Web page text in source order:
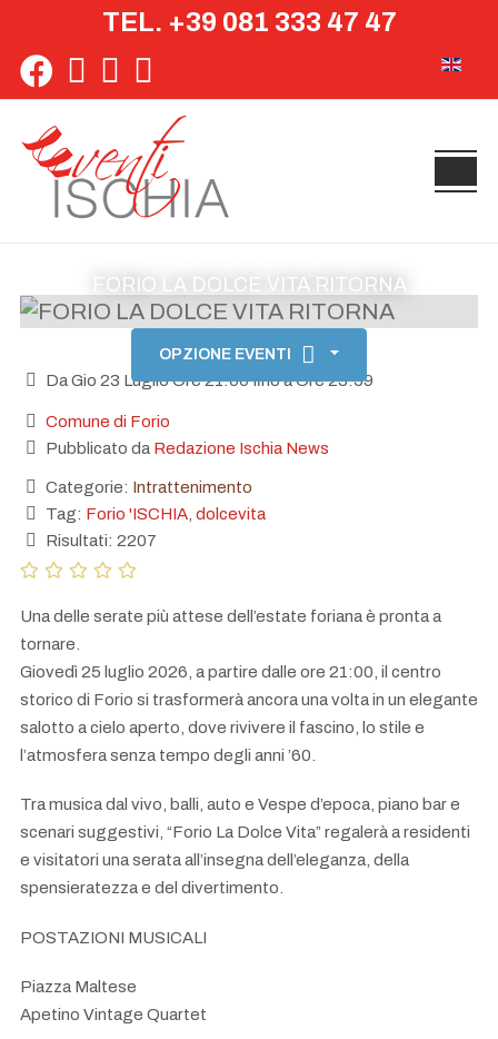
TEL. +39 081 333 47 47
FORIO LA DOLCE VITA RITORNA
OPZIONE EVENTI
Da Gio 23 Luglio Ore 21:00 fino a Ore 23:59
Comune di Forio
Pubblicato da Redazione Ischia News
Categorie: Intrattenimento
Tag: Forio 'ISCHIA dolcevita
Risultati: 2207
Una delle serate più attese dell’estate foriana è pronta a
tornare.
Giovedì 25 luglio 2026, a partire dalle ore 21:00, il centro
storico di Forio si trasformerà ancora una volta in un elegante
salotto a cielo aperto, dove rivivere il fascino, lo stile e
l’atmosfera senza tempo degli anni ’60.
Tra musica dal vivo, balli, auto e Vespe d’epoca, piano bar e
scenari suggestivi, “Forio La Dolce Vita” regalerà a residenti
e visitatori una serata all’insegna dell’eleganza, della
spensieratezza e del divertimento.
POSTAZIONI MUSICALI
Piazza Maltese
Apetino Vintage Quartet